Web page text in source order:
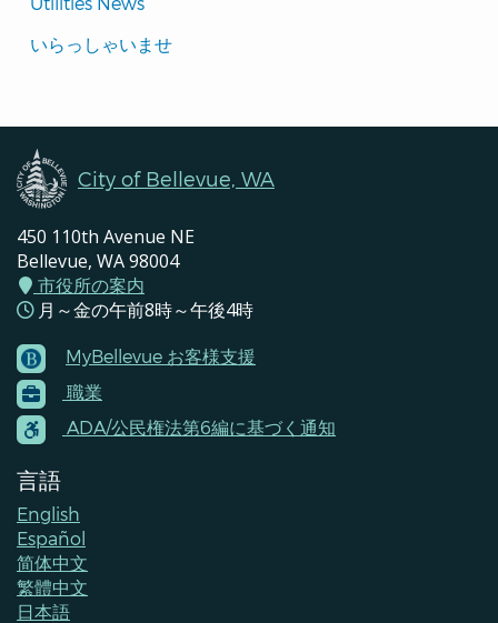
Translated
いらっしゃいませ
City of Bellevue, WA
450 110th Avenue NE
Bellevue, WA 98004
市役所の案内
月～金の午前8時～午後4時
Footer
Menu
Contacts
MyBellevue お客様支援
職業
ADA/公民権法第6編に基づく通知
言語
English
Español
简体中文
繁體中文
日本語